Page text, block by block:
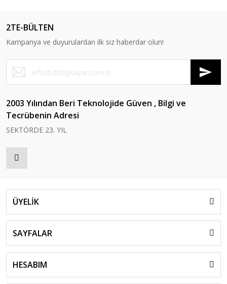
2TE-BÜLTEN
Kampanya ve duyurulardan ilk siz haberdar olun!
2003 Yılından Beri Teknolojide Güven , Bilgi ve
Tecrübenin Adresi
SEKTÖRDE 23. YIL
ÜYELİK
SAYFALAR
HESABIM